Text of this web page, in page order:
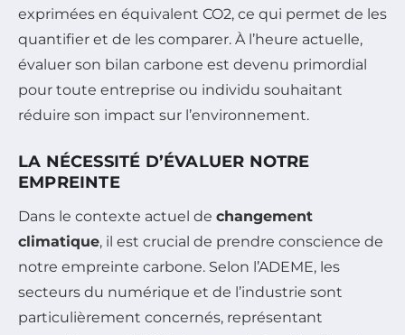
exprimées en équivalent CO2, ce qui permet de les
quantifier et de les comparer. À l’heure actuelle,
évaluer son bilan carbone est devenu primordial
pour toute entreprise ou individu souhaitant
réduire son impact sur l’environnement.
LA NÉCESSITÉ D’ÉVALUER NOTRE
EMPREINTE
Dans le contexte actuel de changement
climatique, il est crucial de prendre conscience de
notre empreinte carbone. Selon l’ADEME, les
secteurs du numérique et de l’industrie sont
particulièrement concernés, représentant